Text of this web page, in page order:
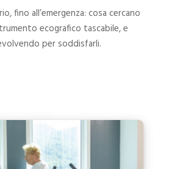
fino all’emergenza: cosa cercano
ecografico tascabile, e
per soddisfarli.